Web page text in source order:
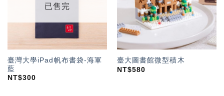
已售完
臺灣大學iPad帆布書袋-海軍
藍
NT$300
臺大圖書館微型積木
NT$580